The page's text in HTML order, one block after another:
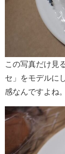
この写真だけ見
セ」をモデルに
感なんですよね。